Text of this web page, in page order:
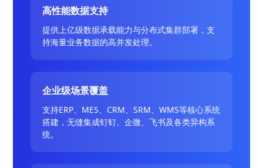
高性能数据支持
提供上亿级数据承载能力与分布式集群部署，支
持海量业务数据的高并发处理。
企业级场景覆盖
支持ERP、MES、CRM、SRM、WMS等核心系统
搭建，无缝集成钉钉、企微、飞书及各类异构系
统。